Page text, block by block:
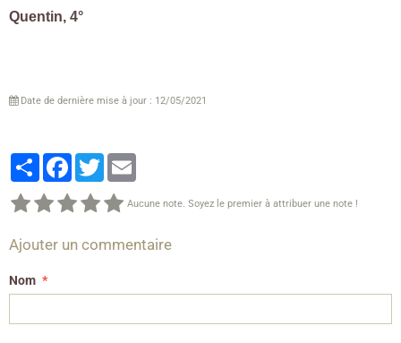
Quentin, 4°
Date de dernière mise à jour : 12/05/2021
PartagerFacebook
Twitter
Aucune note. Soyez le premier à attribuer une note !
Ajouter un commentaire
Nom